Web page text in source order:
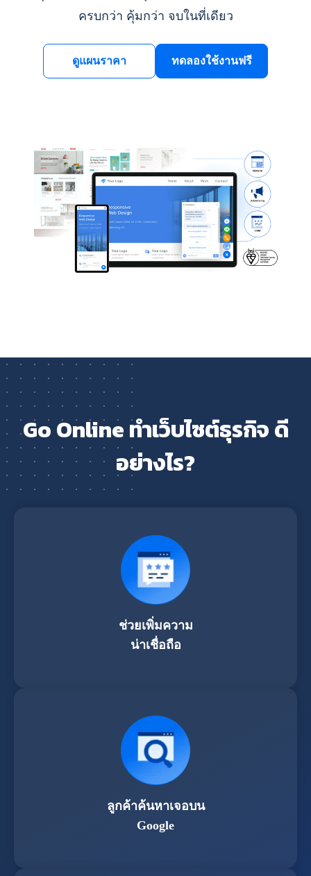
ครบกว่า คุ้มกว่า จบในที่เดียว
ดูแผนราคา ทดลองใช้งานฟรี
Go Online ทำเว็บไซต์ธุรกิจ ดี
อย่างไร?
ช่วยเพิ่มความ
น่าเชื่อถือ
ลูกค้าค้นหาเจอบน
Google